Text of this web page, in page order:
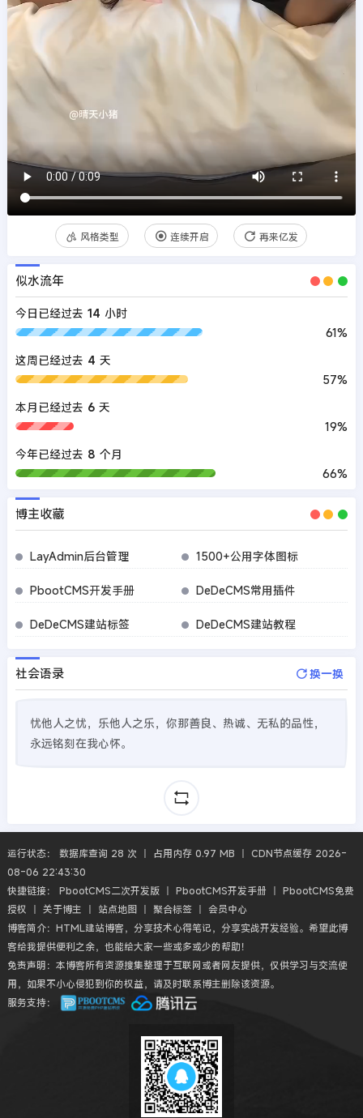
风格类型 连续开启 再来亿发
似水流年
今日已经过去 14 小时
61%
这周已经过去 4 天
57%
本月已经过去 6 天
19%
今年已经过去 8 个月
66%
博主收藏
LayAdmin后台管理 1500+公用字体图标
PbootCMS开发手册 DeDeCMS常用插件
DeDeCMS建站标签 DeDeCMS建站教程
社会语录 换一换
忧他人之忧，乐他人之乐，你那善良、热诚、无私的品性，
永远铭刻在我心怀。
运行状态： 数据库查询 28 次 丨 占用内存 0.97 MB 丨 CDN节点缓存 2026-
08-06 22:43:30
快捷链接： PbootCMS二次开发版丨 PbootCMS开发手册 丨 PbootCMS免费
授权 丨 关于博主 丨 站点地图丨 聚合标签丨 会员中心
博客简介：HTML建站博客，分享技术心得笔记，分享实战开发经验。希望此博
客给我提供便利之余，也能给大家一些或多或少的帮助！
免责声明：本博客所有资源搜集整理于互联网或者网友提供，仅供学习与交流使
用，如果不小心侵犯到你的权益，请及时联系博主删除该资源。
服务支持：